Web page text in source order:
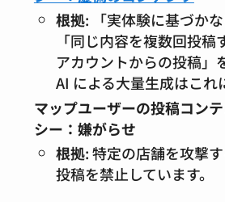
根拠: 「実体験に基づかな
「同じ内容を複数回投
アカウントからの投稿」
AI による大量生成はこれ
マップユーザーの投稿コン
シー：嫌がらせ
根拠: 特定の店舗を攻撃
投稿を禁止しています。